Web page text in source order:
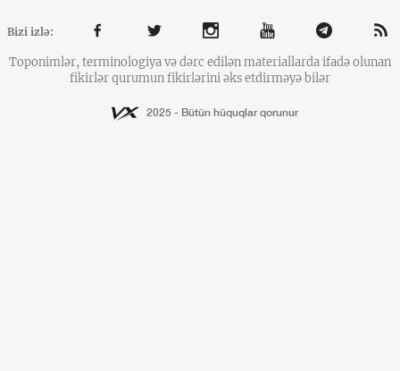
Bizi izlə:
Toponimlər, terminologiya və dərc edilən materiallarda ifadə olunan
fikirlər qurumun fikirlərini əks etdirməyə bilər
2025 - Bütün hüquqlar qorunur